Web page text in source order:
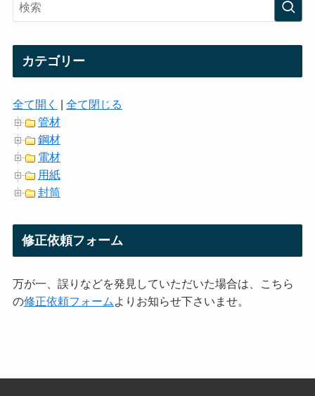
カテゴリー
全て開く
全て閉じる
管材
鋼材
電材
用紙
封筒
修正依頼フォーム
万が一、誤りなどを発見していただいた場合は、こちら
の修正依頼フォーム よりお知らせ下さいませ。